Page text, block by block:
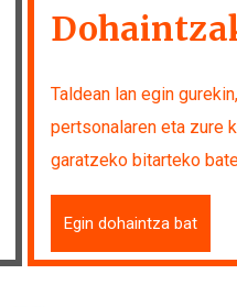
Taldean lan egin
pertsonalaren eta zure
garatzeko bitarteko
Egin dohaintza bat